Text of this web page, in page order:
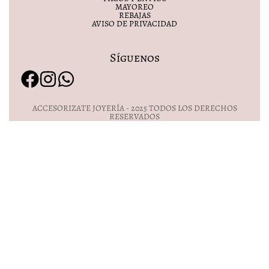
MAYOREO
REBAJAS
AVISO DE PRIVACIDAD
Síguenos
ACCESORIZATE JOYERÍA - 2025 TODOS LOS DERECHOS
RESERVADOS